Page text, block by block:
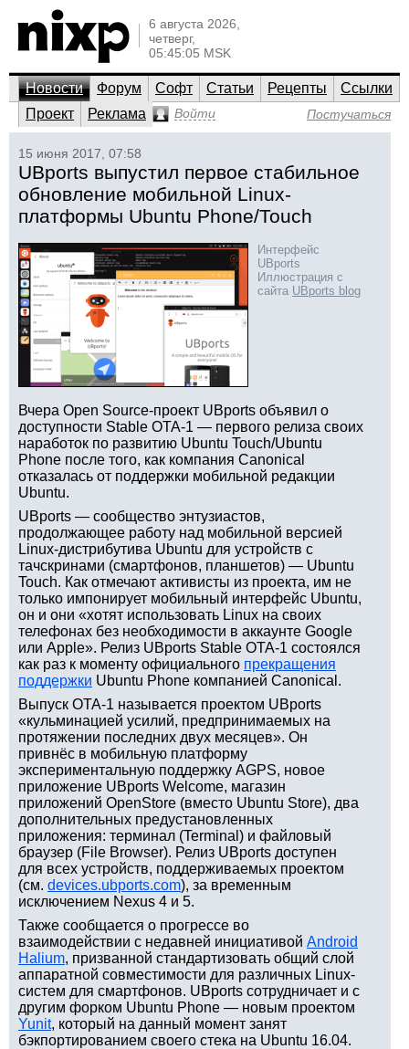
6 августа 2026,
четверг,
05:45:05 MSK
Новости Форум Софт Статьи Рецепты
Ссылки
Проект
Реклама Войти Постучаться
15 июня 2017, 07:58
UBports выпустил первое стабильное
обновление мобильной Linux-
платформы Ubuntu Phone/Touch
Интерфейс
UBports
Иллюстрация с
сайта UBports blog
Вчера Open Source-проект UBports объявил о
доступности Stable OTA-1 — первого релиза своих
наработок по развитию Ubuntu Touch/Ubuntu
Phone после того, как компания Canonical
отказалась от поддержки мобильной редакции
Ubuntu.
UBports — сообщество энтузиастов,
продолжающее работу над мобильной версией
Linux-дистрибутива Ubuntu для устройств с
тачскринами (смартфонов, планшетов) — Ubuntu
Touch. Как отмечают активисты из проекта, им не
только импонирует мобильный интерфейс Ubuntu,
он и они «хотят использовать Linux на своих
телефонах без необходимости в аккаунте Google
или Apple». Релиз UBports Stable OTA-1 состоялся
как раз к моменту официального прекращения
поддержки Ubuntu Phone компанией Canonical.
Выпуск OTA-1 называется проектом UBports
«кульминацией усилий, предпринимаемых на
протяжении последних двух месяцев». Он
привнёс в мобильную платформу
экспериментальную поддержку AGPS, новое
приложение UBports Welcome, магазин
приложений OpenStore (вместо Ubuntu Store), два
дополнительных предустановленных
приложения: терминал (Terminal) и файловый
браузер (File Browser). Релиз UBports доступен
для всех устройств, поддерживаемых проектом
(см. devices.ubports.com), за временным
исключением Nexus 4 и 5.
Также сообщается о прогрессе во
взаимодействии с недавней инициативой Android
Halium, призванной стандартизовать общий слой
аппаратной совместимости для различных Linux-
систем для смартфонов. UBports сотрудничает и с
другим форком Ubuntu Phone — новым проектом
Yunit, который на данный момент занят
бэкпортированием своего стека на Ubuntu 16.04.